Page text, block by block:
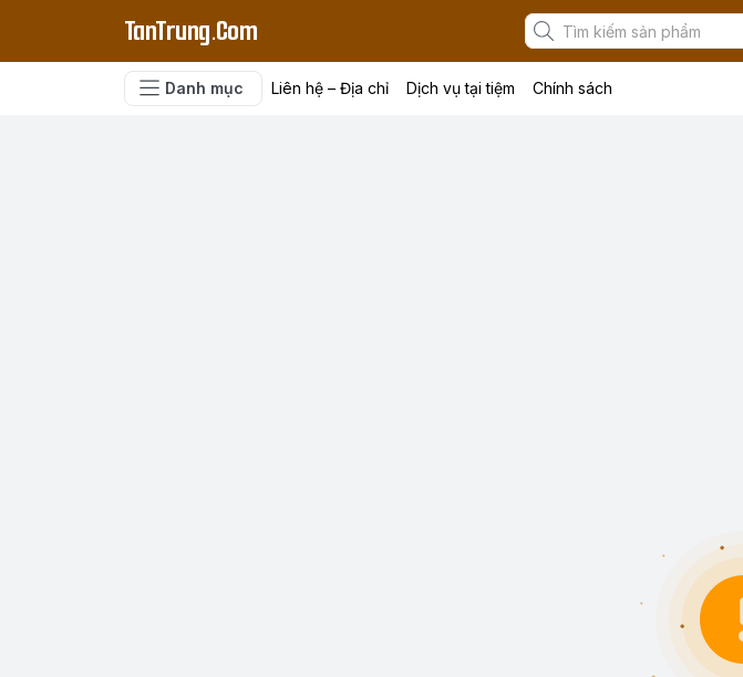
TanTrung.Com
Danh mục Liên hệ – Địa chỉ Dịch vụ tại tiệm Chính sách